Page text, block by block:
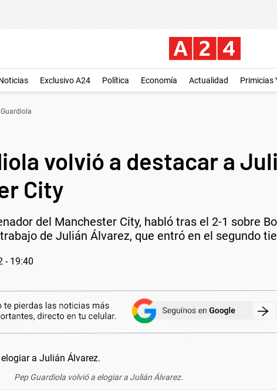
Exclusivo A24 Política Economía Actualidad Primicias
Guardiola
volvió a destacar a
City
del Manchester City, habló tras el 2-1 sobre
de Julián Álvarez, que entró en el segundo
- 19:40
Pep Guardiola volvió a elogiar a Julián Álvarez.